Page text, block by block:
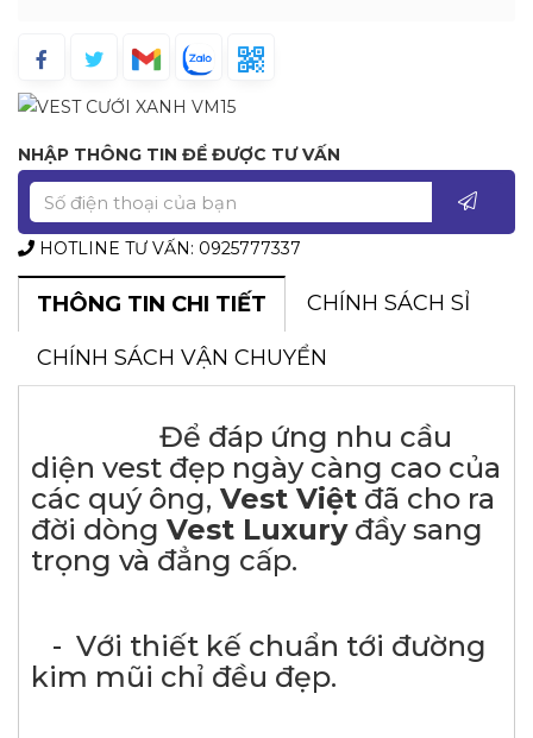
NHẬP THÔNG TIN ĐỂ ĐƯỢC TƯ VẤN
HOTLINE TƯ VẤN: 0925777337
THÔNG TIN CHI TIẾT CHÍNH SÁCH SỈ
CHÍNH SÁCH VẬN CHUYỂN
Để đáp ứng nhu cầu
diện vest đẹp ngày càng cao của
các quý ông, Vest Việt đã cho ra
đời dòng Vest Luxuryđầy sang
trọng và đẳng cấp.
- Với thiết kế chuẩn tới đường
kim mũi chỉ đều đẹp.